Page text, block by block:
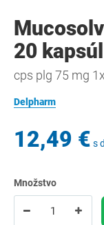
20 kapsúl
cps plg 75 mg
Delpharm
12,49 € s
Množstvo